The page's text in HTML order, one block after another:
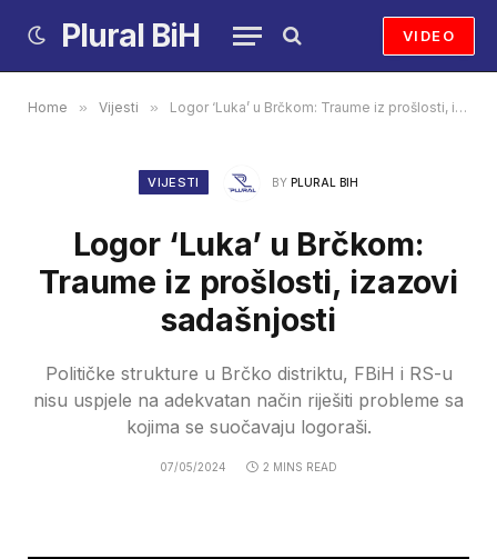
Plural BiH VIDEO
Home » Vijesti » Logor ‘Luka’ u Brčkom: Traume iz prošlosti, izazovi sadašnjosti
VIJESTI BY PLURAL BIH
Logor ‘Luka’ u Brčkom:
Traume iz prošlosti, izazovi
sadašnjosti
Političke strukture u Brčko distriktu, FBiH i RS-u
nisu uspjele na adekvatan način riješiti probleme sa
kojima se suočavaju logoraši.
07/05/2024 2 MINS READ